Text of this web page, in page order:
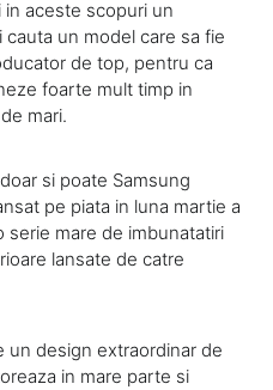
in aceste scopuri un
un model care sa fie
de top, pentru ca
foarte mult timp in
mari.
si poate Samsung
pe piata in luna martie a
serie mare de imbunatatiri
lansate de catre
un design extraordinar de
in mare parte si